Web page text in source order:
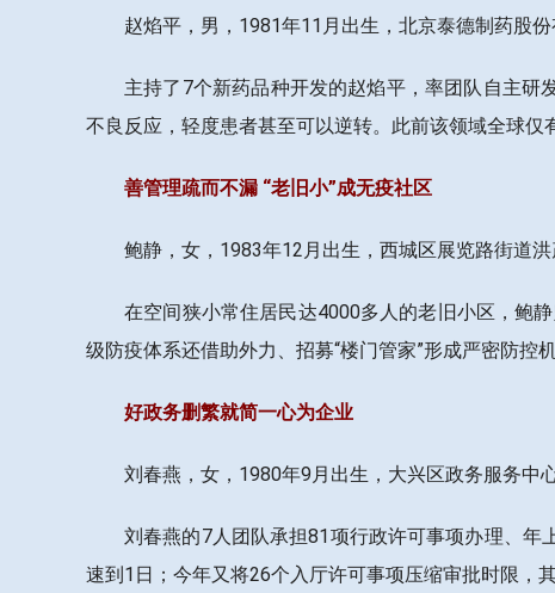
赵焰平，男，1981年11月出生，北京泰德制药股份
主持了7个新药品种开发的赵焰平，率团队自主研
不良反应，轻度患者甚至可以逆转。此前该领域全球
善管理疏而不漏 “老旧小”成无疫社区
鲍静，女，1983年12月出生，西城区展览路街道洪
在空间狭小常住居民达4000多人的老旧小区，鲍
级防疫体系还借助外力、招募“楼门管家”形成严密防控
好政务删繁就简一心为企业
刘春燕，女，1980年9月出生，大兴区政务服务中
刘春燕的7人团队承担81项行政许可事项办理、
速到1日；今年又将26个入厅许可事项压缩审批时限，